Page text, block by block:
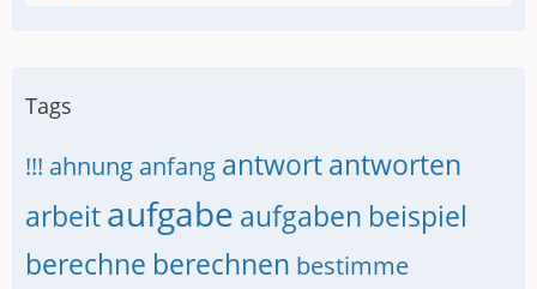
Tags
!!! ahnung anfang antwortantworten
arbeitaufgabe aufgaben beispiel
berechne berechnen bestimme